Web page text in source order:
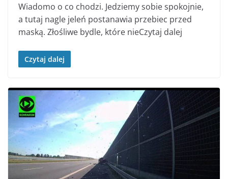
Wiadomo o co chodzi. Jedziemy sobie spokojnie,
a tutaj nagle jeleń postanawia przebiec przed
maską. Złośliwe bydle, które nieCzytaj dalej
Czytaj dalej